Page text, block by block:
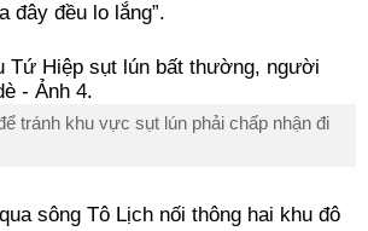
đây đều lo lắng”.
tránh khu vực sụt lún phải chấp nhận đi
sông Tô Lịch nối thông hai khu đô